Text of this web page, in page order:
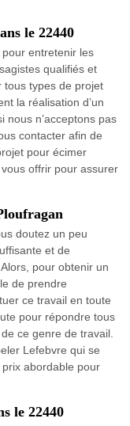
le 22440
entretenir les
qualifiés et
tous types de projet
la réalisation d’un
nous n’acceptons pas
contacter afin de
pour écimer
offrir pour assurer
doutez un peu
et de
pour obtenir un
de prendre
ce travail en toute
pour répondre tous
ce genre de travail.
Lefebvre qui se
abordable pour
le 22440